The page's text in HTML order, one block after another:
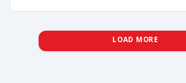
LOAD MORE